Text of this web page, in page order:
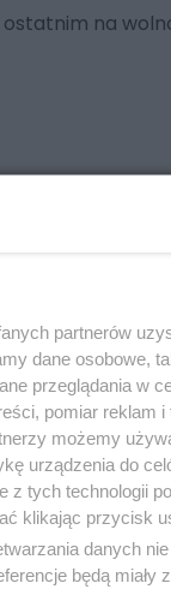
ostatnim na
partnerów
dane osobowe,
przeglądania w
pomiar reklam i
możemy
urządzenia do
tych technologii
klikając przycisk
danych
będą miały